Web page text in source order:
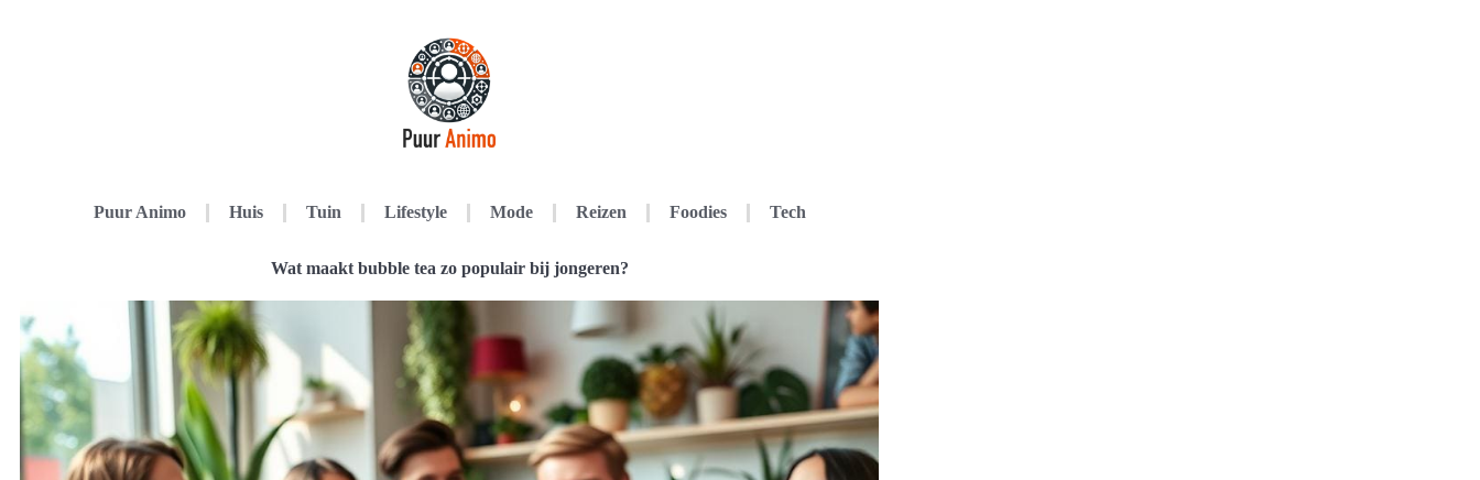
Puur Animo Huis Tuin Lifestyle Mode Reizen Foodies Tech
Wat maakt bubble tea zo populair bij jongeren?